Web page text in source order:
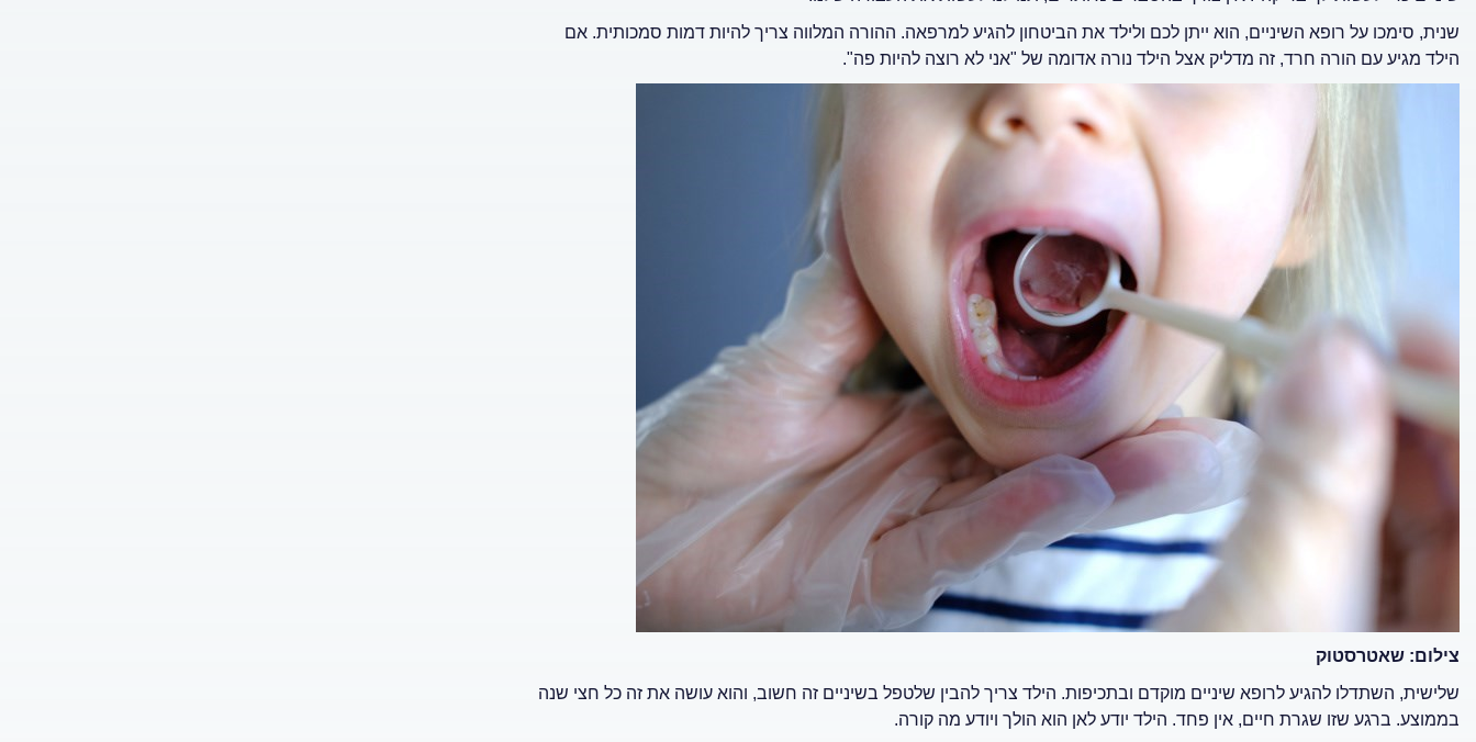
שנית, סימכו על רופא השיניים, הוא ייתן לכם ולילד את הביטחון להגיע למרפאה. ההורה המלווה צריך להיות דמות סמכותית. אם
הילד מגיע עם הורה חרד, זה מדליק אצל הילד נורה אדומה של "אני לא רוצה להיות פה".
צילום: שאטרסטוק
שלישית, השתדלו להגיע לרופא שיניים מוקדם ובתכיפות. הילד צריך להבין שלטפל בשיניים זה חשוב, והוא עושה את זה כל חצי שנה
בממוצע. ברגע שזו שגרת חיים, אין פחד. הילד יודע לאן הוא הולך ויודע מה קורה.